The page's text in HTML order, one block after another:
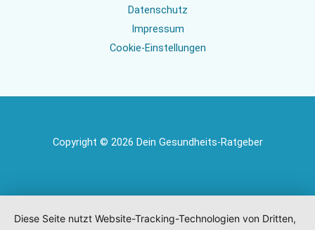
Datenschutz
Impressum
Cookie-Einstellungen
Copyright © 2026 Dein Gesundheits-Ratgeber
Diese Seite nutzt Website-Tracking-Technologien von Dritten,